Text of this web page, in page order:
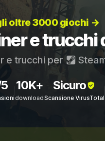
oltre 3000 giochi →
e trucchi
e trucchi per
10K+
download
Sicuro
Scansione VirusTotal